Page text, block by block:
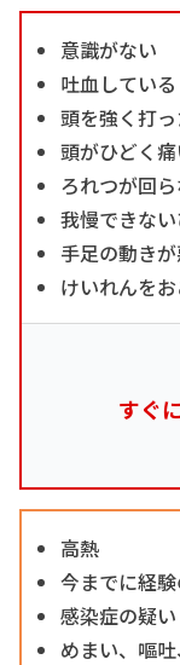
意識がない
吐血している
頭を強く打
頭がひどく
ろれつが回
我慢できな
手足の動き
けいれんを
すぐ
高熱
今までに経
感染症の疑い
めまい、嘔